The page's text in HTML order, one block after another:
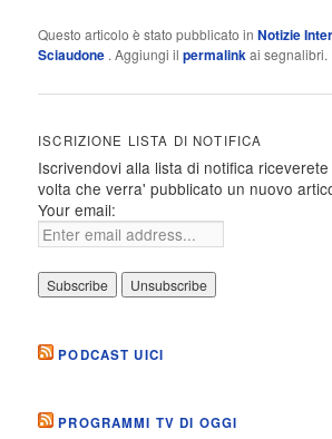
Questo articolo è stato pubblicato inNotizie
Sciaudone . Aggiungi ilpermalinkai segnalibri.
ISCRIZIONE LISTA DI NOTIFICA
Iscrivendovi alla lista di notifica
volta che verra' pubblicato un nuovo
Your email:
PODCAST UICI
PROGRAMMI TV DI OGGI